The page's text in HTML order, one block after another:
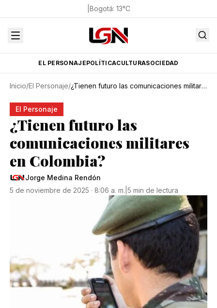
Bogotá: 13°C
EL PERSONAJEPOLÍTICACULTURASOCIEDAD
Inicio/El Personaje/ ¿Tienen futuro las comunicaciones militares en Colombia?
El Personaje
¿Tienen futuro las
comunicaciones militares
en Colombia?
Jorge Medina Rendón
5 de noviembre de 2025 · 8:06 a. m. 5 min de lectura